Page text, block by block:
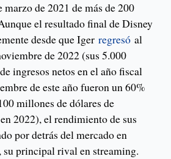
de 2021 de más de 200
el resultado final de Disney
desde que Iger regresó al
de 2022 (sus 5.000
ingresos netos en el año fiscal
de este año fueron un 60%
millones de dólares de
2022), el rendimiento de sus
por detrás del mercado en
principal rival en streaming.